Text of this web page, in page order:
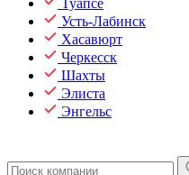
Туапсе
Усть-Лабинск
Хасавюрт
Черкесск
Шахты
Элиста
Энгельс